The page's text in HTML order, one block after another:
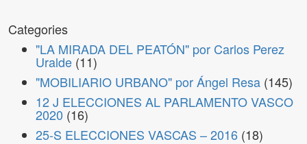
Categories
"LA MIRADA DEL PEATÓN" por Carlos Perez
Uralde (11)
"MOBILIARIO URBANO" por Ángel Resa (145)
12 J ELECCIONES AL PARLAMENTO VASCO
2020 (16)
25-S ELECCIONES VASCAS – 2016 (18)